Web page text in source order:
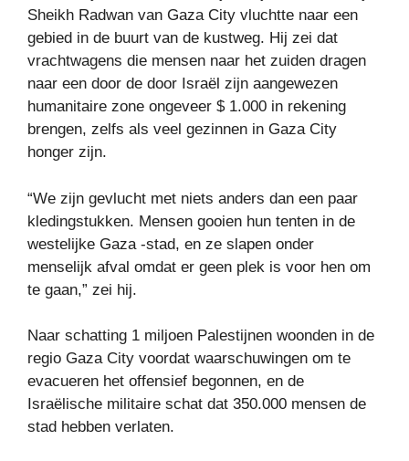
Sheikh Radwan van Gaza City vluchtte naar een
gebied in de buurt van de kustweg. Hij zei dat
vrachtwagens die mensen naar het zuiden dragen
naar een door de door Israël zijn aangewezen
humanitaire zone ongeveer $ 1.000 in rekening
brengen, zelfs als veel gezinnen in Gaza City
honger zijn.
“We zijn gevlucht met niets anders dan een paar
kledingstukken. Mensen gooien hun tenten in de
westelijke Gaza -stad, en ze slapen onder
menselijk afval omdat er geen plek is voor hen om
te gaan,” zei hij.
Naar schatting 1 miljoen Palestijnen woonden in de
regio Gaza City voordat waarschuwingen om te
evacueren het offensief begonnen, en de
Israëlische militaire schat dat 350.000 mensen de
stad hebben verlaten.